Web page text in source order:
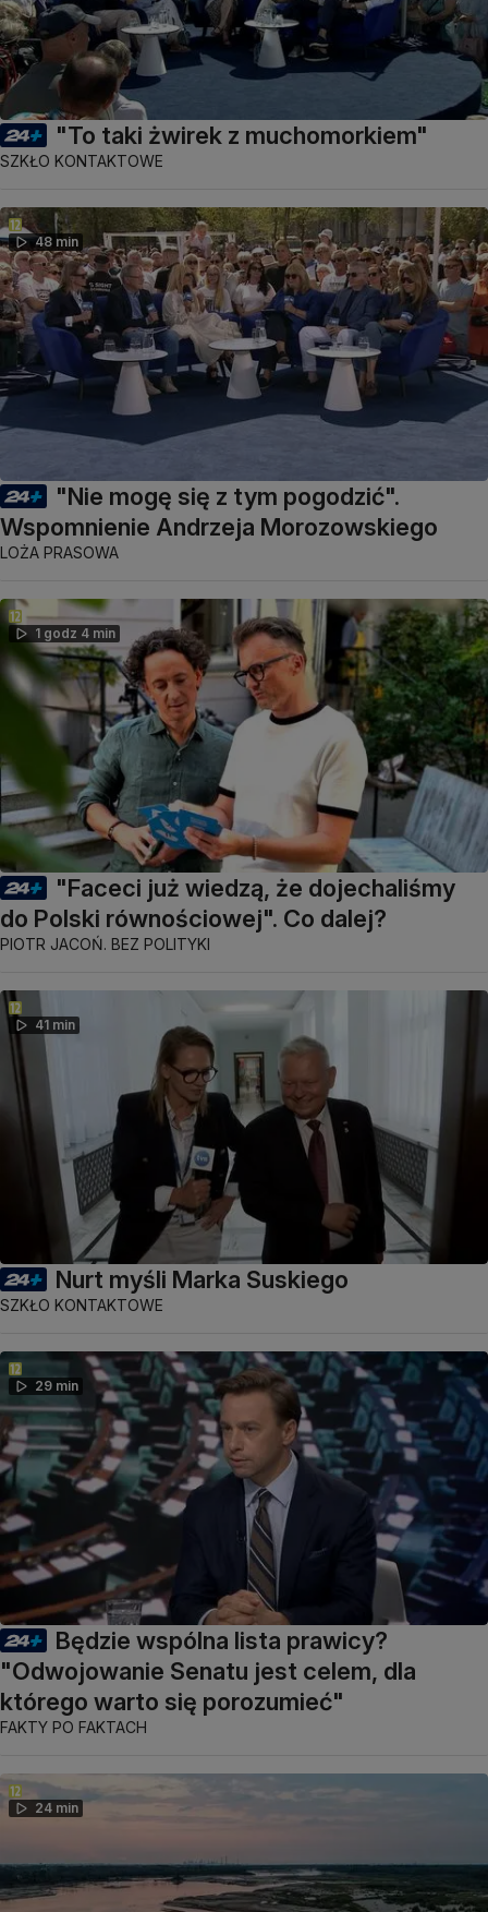
"To taki żwirek z muchomorkiem"
SZKŁO KONTAKTOWE
48 min
"Nie mogę się z tym pogodzić".
Wspomnienie Andrzeja Morozowskiego
LOŻA PRASOWA
1 godz 4 min
"Faceci już wiedzą, że dojechaliśmy
do Polski równościowej". Co dalej?
PIOTR JACOŃ. BEZ POLITYKI
41 min
Nurt myśli Marka Suskiego
SZKŁO KONTAKTOWE
29 min
Będzie wspólna lista prawicy?
"Odwojowanie Senatu jest celem, dla
którego warto się porozumieć"
FAKTY PO FAKTACH
24 min